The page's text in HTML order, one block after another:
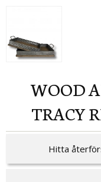
WOOD AND METAL TRAY
TRACY
Hitta